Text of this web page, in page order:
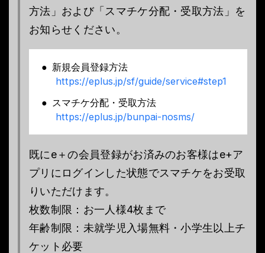
方法」および「スマチケ分配・受取方法」を
お知らせください。
新規会員登録方法
https://eplus.jp/sf/guide/service#step1
スマチケ分配・受取方法
https://eplus.jp/bunpai-nosms/
既にe＋の会員登録がお済みのお客様はe+ア
プリにログインした状態でスマチケをお受取
りいただけます。
枚数制限：お一人様4枚まで
年齢制限：未就学児入場無料・小学生以上チ
ケット必要